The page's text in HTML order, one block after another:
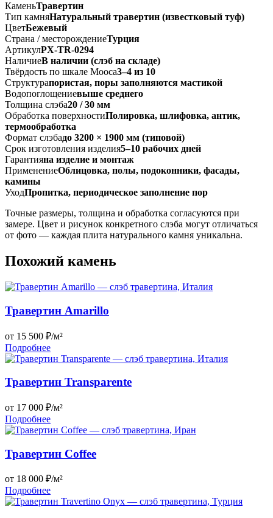
КаменьТравертин
Тип камняНатуральный травертин (известковый туф)
ЦветБежевый
Страна / месторождениеТурция
АртикулPX-TR-0294
НаличиеВ наличии (слэб на складе)
Твёрдость по шкале Мооса3–4 из 10
Структурапористая, поры заполняются мастикой
Водопоглощениевыше среднего
Толщина слэба20 / 30 мм
Обработка поверхностиПолировка, шлифовка, антик,
термообработка
Формат слэбадо 3200 × 1900 мм (типовой)
Срок изготовления изделия5–10 рабочих дней
Гарантияна изделие и монтаж
ПрименениеОблицовка, полы, подоконники, фасады,
камины
УходПропитка, периодическое заполнение пор
Точные размеры, толщина и обработка согласуются при
замере. Цвет и рисунок конкретного слэба могут отличаться
от фото — каждая плита натурального камня уникальна.
Похожий камень
Травертин Amarillo
от 15 500 ₽/м²
Подробнее
Травертин Transparente
от 17 000 ₽/м²
Подробнее
Травертин Coffee
от 18 000 ₽/м²
Подробнее